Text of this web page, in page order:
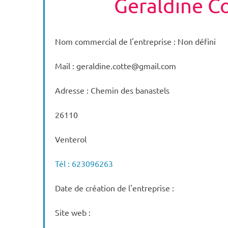
Geraldine
Nom commercial de l'entreprise : Non défini
Mail : geraldine.cotte@gmail.com
Adresse : Chemin des banastels
26110
Venterol
Tél : 623096263
Date de création de l'entreprise :
Site web :